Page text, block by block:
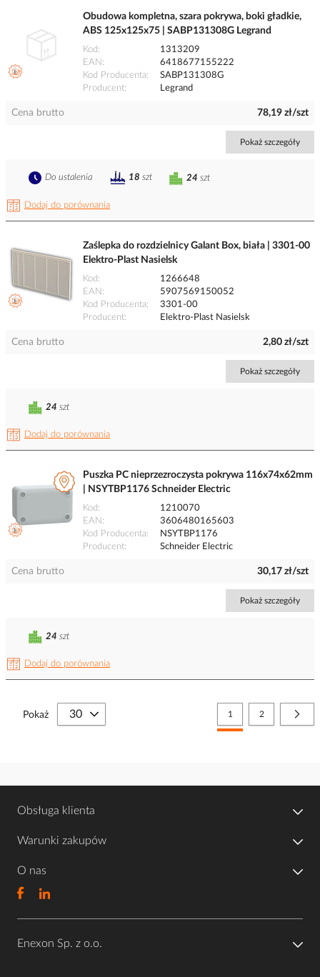
Obudowa kompletna, szara pokrywa, boki gładkie,
ABS 125x125x75 | SABP131308G Legrand
Kod
1313209
EAN
6418677155222
Kod Producenta
SABP131308G
Producent
Legrand
Cena brutto 78,19 zł/szt
Pokaż szczegóły
Dodaj do porównania
24 szt
Do ustalenia 18 szt
Zaślepka do rozdzielnicy Galant Box, biała | 3301-00
Elektro-Plast Nasielsk
Kod
1266648
EAN
5907569150052
Kod Producenta
3301-00
Producent
Elektro-Plast Nasielsk
Cena brutto 2,80 zł/szt
Pokaż szczegóły
Dodaj do porównania
24 szt
Puszka PC nieprzezroczysta pokrywa 116x74x62mm
| NSYTBP1176 Schneider Electric
Kod
1210070
EAN
3606480165603
Kod Producenta
NSYTBP1176
Producent
Schneider Electric
Cena brutto 30,17 zł/szt
Pokaż szczegóły
Dodaj do porównania
24 szt
Strona
Aktualnie czytasz stronę
1 Strona
2
Pokaż
Obsługa klienta
Warunki zakupów
O nas
Enexon Sp. z o.o.